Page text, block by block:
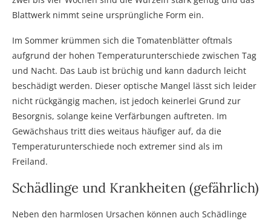
Blattwerk nimmt seine ursprüngliche Form ein.
Im Sommer krümmen sich die Tomatenblätter oftmals
aufgrund der hohen Temperaturunterschiede zwischen Tag
und Nacht. Das Laub ist brüchig und kann dadurch leicht
beschädigt werden. Dieser optische Mangel lässt sich leider
nicht rückgängig machen, ist jedoch keinerlei Grund zur
Besorgnis, solange keine Verfärbungen auftreten. Im
Gewächshaus tritt dies weitaus häufiger auf, da die
Temperaturunterschiede noch extremer sind als im
Freiland.
Schädlinge und Krankheiten (gefährlich)
Neben den harmlosen Ursachen können auch Schädlinge